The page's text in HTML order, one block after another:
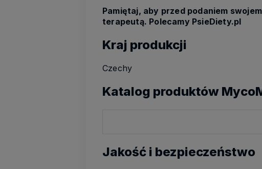
Pamiętaj, aby przed podaniem
terapeutą. Polecamy PsieDiety.pl
Kraj produkcji
Czechy
Katalog produktów
Jakość i bezpieczeństwo